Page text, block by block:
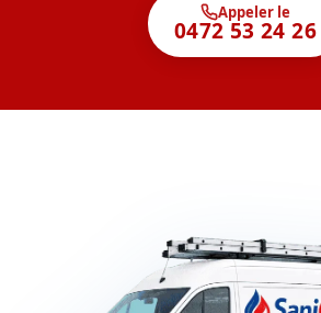
Appeler le
0472 53 24 26